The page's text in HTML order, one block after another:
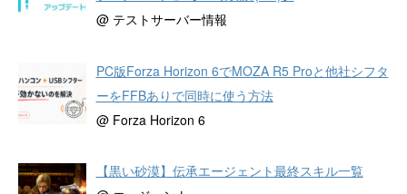
@ テストサーバー情報
PC版Forza Horizon 6でMOZA R5 Proと他社シフタ
ーをFFBありで同時に使う方法
@ Forza Horizon 6
【黒い砂漠】伝承エージェント最終スキル一覧